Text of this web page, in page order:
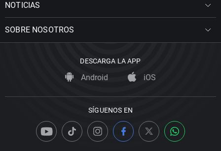
NOTICIAS
SOBRE NOSOTROS
DESCARGA LA APP
Android iOS
SÍGUENOS EN